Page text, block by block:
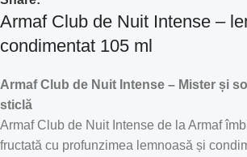
Armaf Club de Nuit Intense –
condimentat 105 ml
Armaf Club de Nuit Intense – Mister și
sticlă
Armaf Club de Nuit Intense de la Armaf
fructată cu profunzimea lemnoasă și